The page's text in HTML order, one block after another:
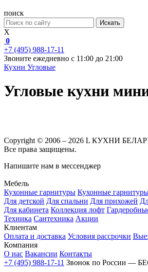
поиск
Искать
X
0
+7 (495) 988-17-11
Звоните ежедневно с 11:00 до 21:00
Кухни Угловые
Угловые кухни
Copyright © 2006 – 2026 L КУХНИ
Все права защищены.
Напишите нам в мессенджер
Мебель
Кухонные гарнитуры Кухонные гарнитуры
Для детской Для спальни Для прихожей
Для кабинета Коллекция лофт
Техника Сантехника Акции
Клиентам
Оплата и доставка Условия рассрочки
Компания
О нас Вакансии Контакты
+7 (495) 988-17-11 Звонок по России —